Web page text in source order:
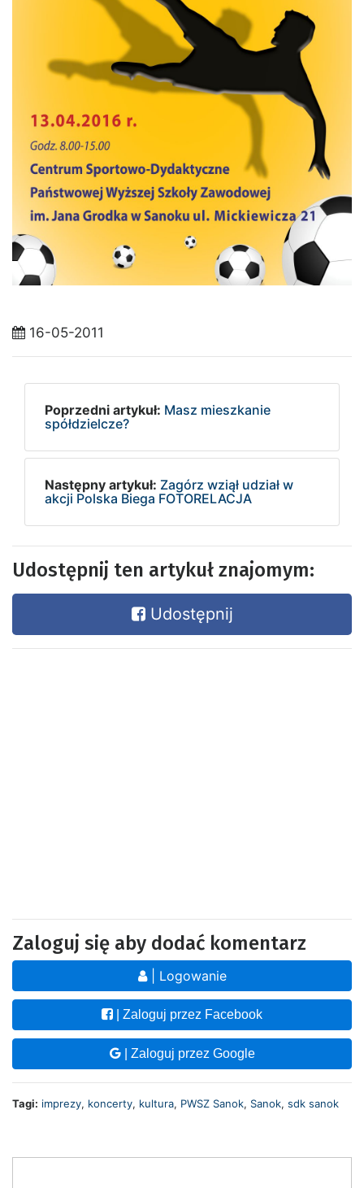
16-05-2011
Poprzedni artykuł: Masz mieszkanie
spółdzielcze?
Następny artykuł: Zagórz wziął udział w
akcji Polska Biega FOTORELACJA
Udostępnij ten artykuł znajomym:
Udostępnij
Zaloguj się aby dodać komentarz
| Logowanie
| Zaloguj przez Facebook
| Zaloguj przez Google
Tagi: imprezy, koncerty, kultura, PWSZ Sanok, Sanok, sdk sanok